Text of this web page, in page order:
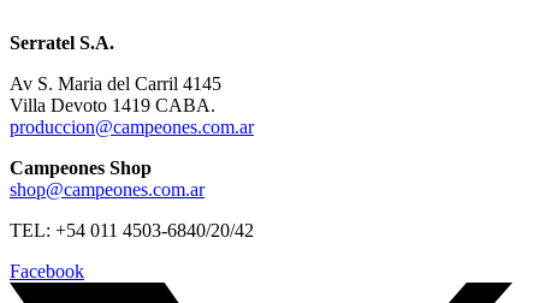
Serratel S.A.
Av S. Maria del Carril 4145
Villa Devoto 1419 CABA.
produccion@campeones.com.ar
Campeones Shop
shop@campeones.com.ar
TEL: +54 011 4503-6840/20/42
Facebook